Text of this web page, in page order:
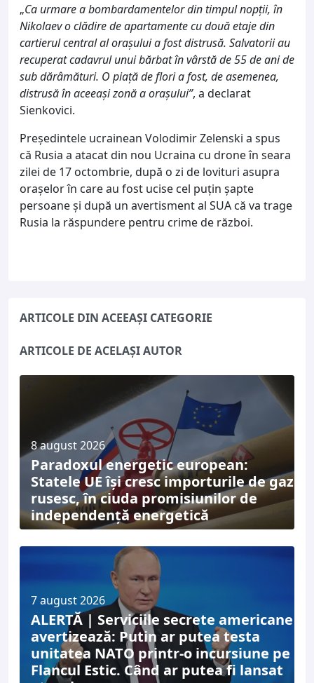
„Ca urmare a bombardamentelor din timpul nopții, în
Nikolaev o clădire de apartamente cu două etaje din
cartierul central al orașului a fost distrusă. Salvatorii au
recuperat cadavrul unui bărbat în vârstă de 55 de ani de
sub dărâmături. O piață de flori a fost, de asemenea,
distrusă în aceeași zonă a orașului”, a declarat
Sienkovici.
Președintele ucrainean Volodimir Zelenski a spus
că Rusia a atacat din nou Ucraina cu drone în seara
zilei de 17 octombrie, după o zi de lovituri asupra
orașelor în care au fost ucise cel puțin șapte
persoane și după un avertisment al SUA că va trage
Rusia la răspundere pentru crime de război.
ARTICOLE DIN ACEEAȘI CATEGORIE
ARTICOLE DE ACELAȘI AUTOR
8 august 2026
Paradoxul energetic european:
Statele UE își cresc importurile de gaz
rusesc, în ciuda promisiunilor de
independență energetică
7 august 2026
ALERTĂ | Serviciile secrete americane
avertizează: Putin ar putea testa
unitatea NATO printr-o incursiune pe
Flancul Estic. Când ar putea fi lansat